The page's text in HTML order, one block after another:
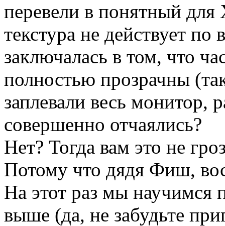
перевели в понятный
текстура не действует по
заключалась в том, что
полностью прозрачны
заплевали весь монитор,
совершенно отчаялись?
Нет? Тогда вам это не
Потому что дядя Фиш,
На этот раз мы научимся
выше (да, не забудьте